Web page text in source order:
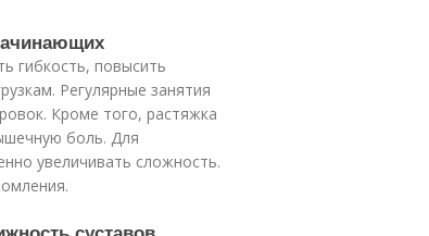
гибкость, повысить
Регулярные занятия
Кроме того, растяжка
боль. Для
увеличивать сложность.